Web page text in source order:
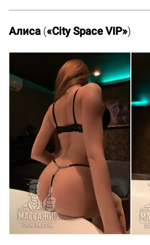
Алиса («City Space VIP»)